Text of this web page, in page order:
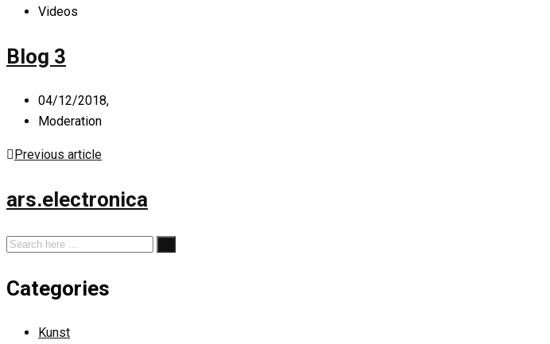
Videos
Blog 3
04/12/2018,
Moderation
Previous article
ars.electronica
Categories
Kunst